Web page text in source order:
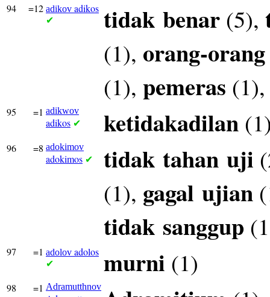
94 =12 adikov adikos
✔ tidak benar (5),
(1), orang-orang
(1), pemeras
95 =1 adikwov
adikos ✔ ketidakadilan
96 =8 adokimov
adokimos ✔ tidak tahan uji
(1), gagal ujian
tidak sanggup
97 =1 adolov adolos
✔ murni (1)
98 =1 Adramutthnov